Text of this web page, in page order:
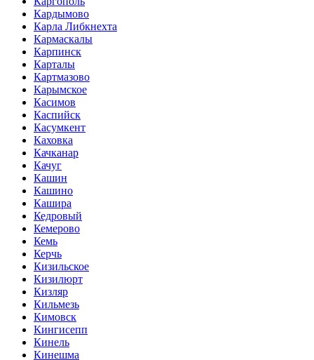
Кардымово
Карла Либкнехта
Кармаскалы
Карпинск
Карталы
Картмазово
Карымское
Касимов
Каспийск
Касумкент
Каховка
Качканар
Качуг
Кашин
Кашино
Кашира
Кедровый
Кемерово
Кемь
Керчь
Кизильское
Кизилюрт
Кизляр
Кильмезь
Кимовск
Кингисепп
Кинель
Кинешма